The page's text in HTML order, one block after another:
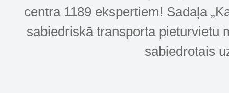
centra 1189 ekspertiem! Sadaļa
sabiedriskā transporta pieturvietu
sabiedrotais